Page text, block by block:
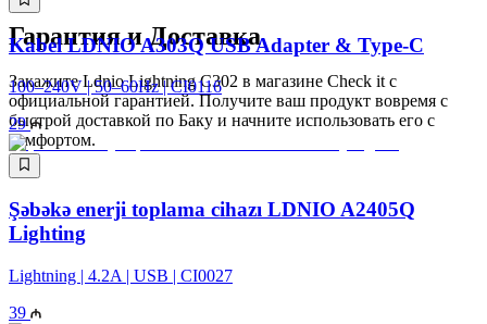
Гарантия и Доставка
Закажите Ldnio Lightning C302 в магазине Check it с
официальной гарантией. Получите ваш продукт вовремя с
быстрой доставкой по Баку и начните использовать его с
комфортом.
Kabel LDNIO A303Q USB Adapter & Type-C
100–240V | 50–60Hz | CI0116
29
Şəbəkə enerji toplama cihazı LDNIO A2405Q
Lighting
Lightning | 4.2A | USB | CI0027
39